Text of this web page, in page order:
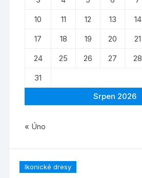
Ikonické dresy
Srpen 2026
10
11 12 13 14
17
18 19 20 21
24
25 26 27 28
31
« Úno